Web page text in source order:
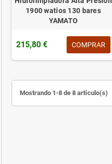
1900 watios 130 bares
YAMATO
215,80 € COMPRAR
Mostrando 1-8 de 8 artículo(s)